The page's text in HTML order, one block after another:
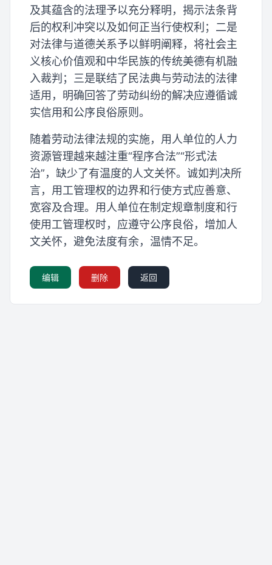
及其蕴含的法理予以充分释明，揭示法条背
后的权利冲突以及如何正当行使权利；二是
对法律与道德关系予以鲜明阐释，将社会主
义核心价值观和中华民族的传统美德有机融
入裁判；三是联结了民法典与劳动法的法律
适用，明确回答了劳动纠纷的解决应遵循诚
实信用和公序良俗原则。
随着劳动法律法规的实施，用人单位的人力
资源管理越来越注重“程序合法”“形式法
治”，缺少了有温度的人文关怀。诚如判决所
言，用工管理权的边界和行使方式应善意、
宽容及合理。用人单位在制定规章制度和行
使用工管理权时，应遵守公序良俗，增加人
文关怀，避免法度有余，温情不足。
编辑 删除 返回